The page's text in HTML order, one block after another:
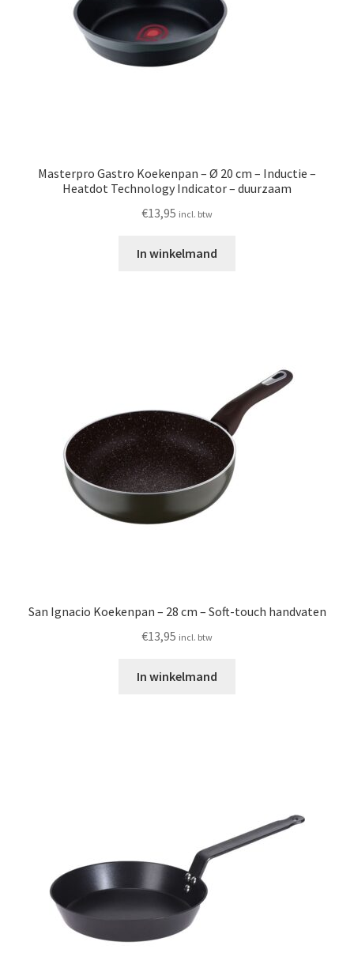
Masterpro Gastro Koekenpan – Ø 20 cm – Inductie –
Heatdot Technology Indicator – duurzaam
€13,95 incl. btw
In winkelmand
San Ignacio Koekenpan – 28 cm – Soft-touch handvaten
€13,95 incl. btw
In winkelmand